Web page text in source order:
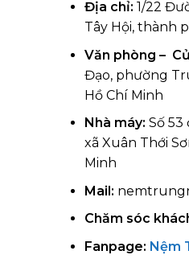
Địa chỉ: 1/22
Tây Hội, thành
Văn phòng –
Đạo, phường
Hồ Chí Minh
Nhà máy: Số 53
xã Xuân Thới
Minh
Mail:
Chăm sóc
Fanpage: Nệm